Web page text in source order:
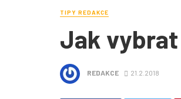
TIPY REDAKCE
Jak
REDAKCE 21.2.2018